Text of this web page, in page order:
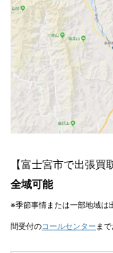
【富士宮市で出張買
全域可能
※季節事情または一部地域は
間受付のコールセンター ま